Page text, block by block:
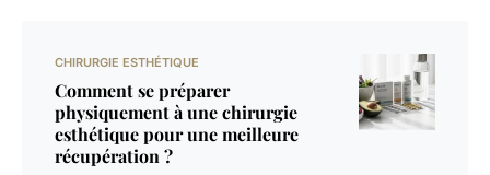
CHIRURGIE ESTHÉTIQUE
Comment se préparer
physiquement à une chirurgie
esthétique pour une meilleure
récupération ?